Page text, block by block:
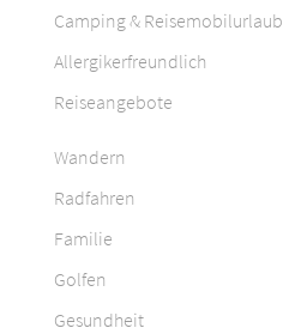
Camping & Reisemobilurlaub
Allergikerfreundlich
Reiseangebote
Wandern
Radfahren
Familie
Golfen
Gesundheit